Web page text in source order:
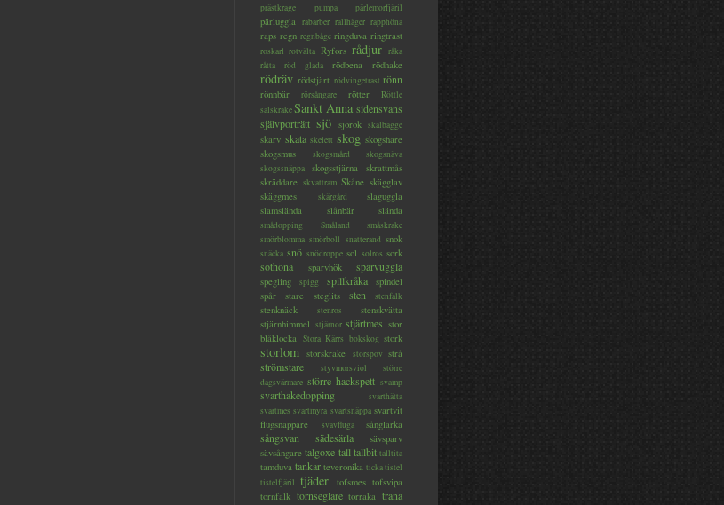
prästkrage pumpa pärlemorfjäril
pärluggla rabarber rallhäger rapphöna
raps regn regnbåge ringduva ringtrast
roskarl rotvälta Ryfors rådjur råka
råtta
röd glada rödbena rödhake
rödräv rödstjärt rödvingetrast rönn
rönnbär rörsångare rötter
Röttle
salskrakeSankt Anna sidensvans
självporträtt sjö sjörök skalbagge
skarv skata skelett skog skogshare
skogsmus
skogsmård
skogsnäva
skogssnäppa
skogsstjärna
skrattmås
skräddare skvattram Skåne skägglav
skäggmes
skärgård
slaguggla
slamslända
slånbär slända
smådopping Småland
småskrake
smörblomma smörboll snatterand snok
snäcka snö snödroppe sol solros sork
sothöna sparvhök sparvuggla
spegling spigg spillkråka
spindel
spår
stare steglits sten stenfalk
stenknäck stenros
stenskvätta
stjärnhimmel stjärnor stjärtmes stor
blåklocka Stora Kärrs bokskog stork
storlom storskrake storspov strå
strömstare styvmorsviol
större
dagsvärmare större hackspett svamp
svarthakedopping
svarthätta
svartmes svartmyra svartsnäppa svartvit
flugsnappare
svävfluga sånglärka
sångsvan sädesärla
sävsparv
sävsångare talgoxe tall tallbit talltita
tamduva tankar teveronika tickatistel
tistelfjäril tjäder tofsmes tofsvipa
tornfalk tornseglare torraka trana